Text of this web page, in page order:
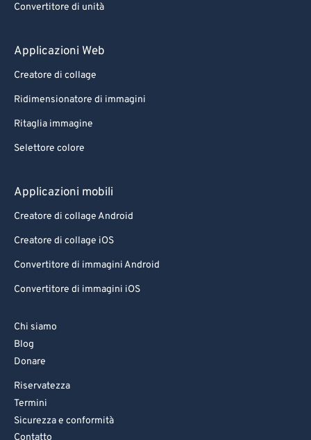
Convertitore di unità
Applicazioni Web
Creatore di collage
Ridimensionatore di immagini
Ritaglia immagine
Selettore colore
Applicazioni mobili
Creatore di collage Android
Creatore di collage iOS
Convertitore di immagini Android
Convertitore di immagini iOS
Chi siamo
Blog
Donare
Riservatezza
Termini
Sicurezza e conformità
Contatto